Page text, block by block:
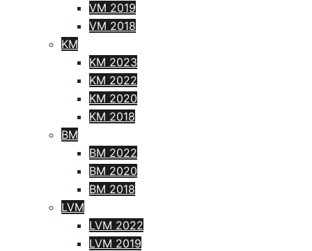
VM 2019
VM 2018
KM
KM 2023
KM 2022
KM 2020
KM 2018
BM
BM 2022
BM 2020
BM 2018
LVM
LVM 2022
LVM 2019